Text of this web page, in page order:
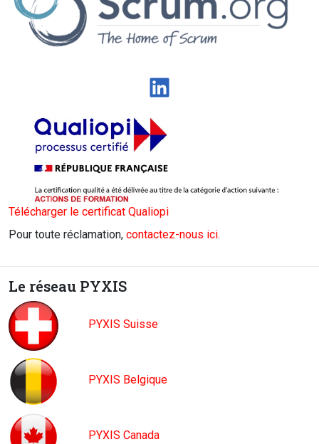
LinkedIn
Télécharger le certificat Qualiopi
Pour toute réclamation, contactez-nous ici.
Le réseau PYXIS
PYXIS Suisse
PYXIS Belgique
PYXIS Canada